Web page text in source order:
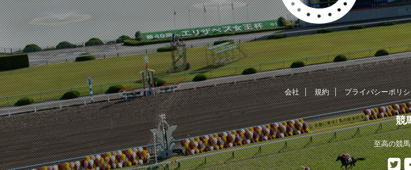
会社 規約 プライバシーポリ
競
至高の競